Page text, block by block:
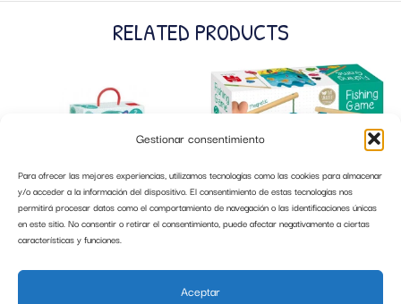
Gestionar consentimiento
Para ofrecer las mejores experiencias, utilizamos tecnologías como las cookies para almacenar
y/o acceder a la información del dispositivo. El consentimiento de estas tecnologías nos
permitirá procesar datos como el comportamiento de navegación o las identificaciones únicas
en este sitio. No consentir o retirar el consentimiento, puede afectar negativamente a ciertas
características y funciones.
Aceptar
RELATED PRODUCTS
GOULA